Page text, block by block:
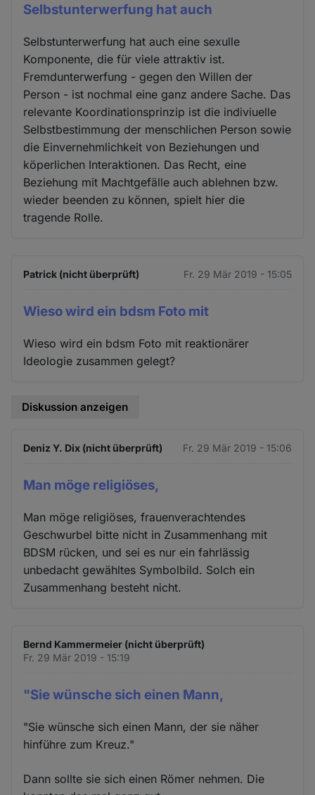
Selbstunterwerfung hat auch
Selbstunterwerfung hat auch eine sexulle
Komponente, die für viele attraktiv ist.
Fremdunterwerfung - gegen den Willen der
Person - ist nochmal eine ganz andere Sache. Das
relevante Koordinationsprinzip ist die indiviuelle
Selbstbestimmung der menschlichen Person sowie
die Einvernehmlichkeit von Beziehungen und
köperlichen Interaktionen. Das Recht, eine
Beziehung mit Machtgefälle auch ablehnen bzw.
wieder beenden zu können, spielt hier die
tragende Rolle.
Patrick (nicht überprüft) Fr. 29 Mär 2019 - 15:05
Wieso wird ein bdsm Foto mit
Wieso wird ein bdsm Foto mit reaktionärer
Ideologie zusammen gelegt?
Diskussion anzeigen
Deniz Y. Dix (nicht überprüft) Fr. 29 Mär 2019 - 15:06
Man möge religiöses,
Man möge religiöses, frauenverachtendes
Geschwurbel bitte nicht in Zusammenhang mit
BDSM rücken, und sei es nur ein fahrlässig
unbedacht gewähltes Symbolbild. Solch ein
Zusammenhang besteht nicht.
Bernd Kammermeier (nicht überprüft)
Fr. 29 Mär 2019 - 15:19
"Sie wünsche sich einen Mann,
"Sie wünsche sich einen Mann, der sie näher
hinführe zum Kreuz."
Dann sollte sie sich einen Römer nehmen. Die